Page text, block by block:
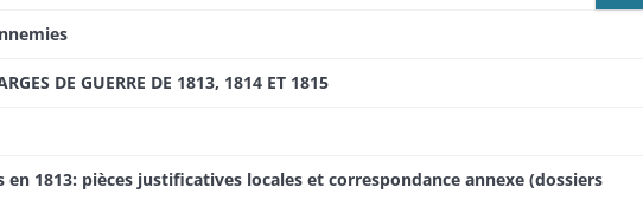
DE GUERRE DE 1813, 1814 ET 1815
1813: pièces justificatives locales et correspondance annexe (dossiers